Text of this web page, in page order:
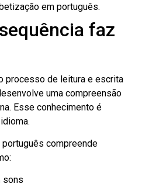
em português.
faz
processo de leitura e escrita
uma compreensão
Esse conhecimento é
compreende
sons